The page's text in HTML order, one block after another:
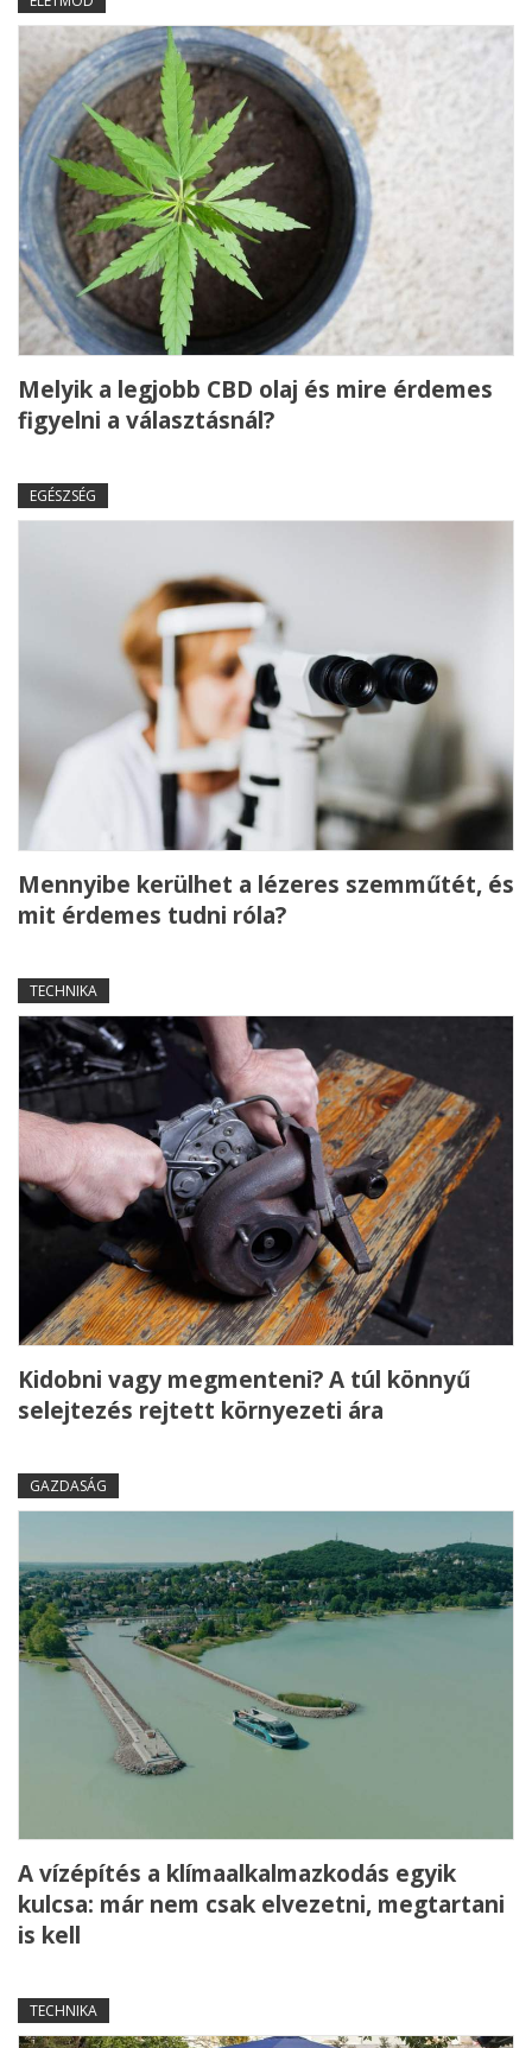
Melyik a legjobb CBD olaj és mire érdemes
figyelni a választásnál?
EGÉSZSÉG
Mennyibe kerülhet a lézeres szemműtét, és
mit érdemes tudni róla?
TECHNIKA
Kidobni vagy megmenteni? A túl könnyű
selejtezés rejtett környezeti ára
GAZDASÁG
A vízépítés a klímaalkalmazkodás egyik
kulcsa: már nem csak elvezetni, megtartani
is kell
TECHNIKA